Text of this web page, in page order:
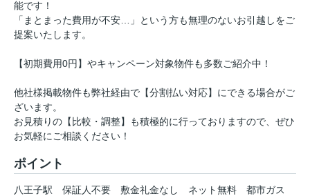
能です！
「まとまった費用が不安…」という方も無理のないお引越しをご
提案いたします。
【初期費用0円】やキャンペーン対象物件も多数ご紹介中！
他社様掲載物件も弊社経由で【分割払い対応】にできる場合がご
ざいます。
お見積りの【比較・調整】も積極的に行っておりますので、ぜひ
お気軽にご相談ください！
ポイント
八王子駅 保証人不要 敷金礼金なし ネット無料 都市ガス